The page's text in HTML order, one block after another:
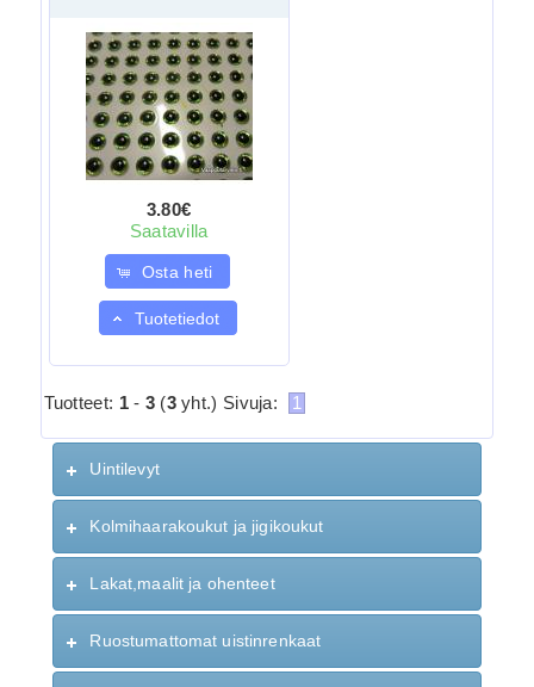
3.80€
Saatavilla
Osta heti
Tuotetiedot
Tuotteet: 1- 3 (3yht.) Sivuja: 1
Uintilevyt
Kolmihaarakoukut ja jigikoukut
Lakat,maalit ja ohenteet
Ruostumattomat uistinrenkaat